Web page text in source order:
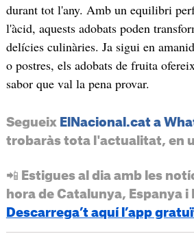
durant tot l'any. Amb un equilibri
l'àcid, aquests adobats poden
delícies culinàries. Ja sigui en
o postres, els adobats de fruita
sabor que val la pena provar.
Segueix ElNacional.cat a
trobaràs tota l'actualitat, en
📲 Estigues al dia amb les
hora de Catalunya, Espanya
Descarrega’t aquí l’app